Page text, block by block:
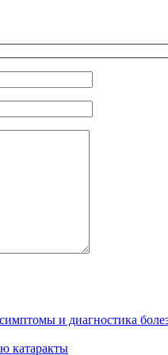
и диагностика
катаракты